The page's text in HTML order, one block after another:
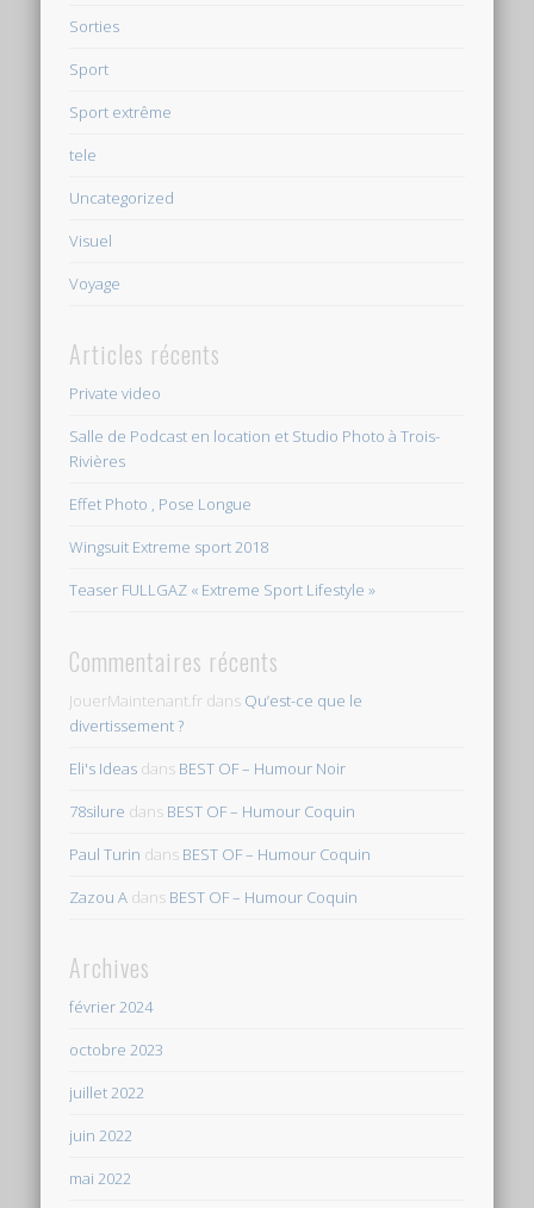
Sorties
Sport
Sport extrême
tele
Uncategorized
Visuel
Voyage
Articles récents
Private video
Salle de Podcast en location et Studio Photo à Trois-
Rivières
Effet Photo , Pose Longue
Wingsuit Extreme sport 2018
Teaser FULLGAZ « Extreme Sport Lifestyle »
Commentaires récents
JouerMaintenant.fr dans Qu’est-ce que le
divertissement ?
Eli's Ideas dans BEST OF – Humour Noir
78silure dans BEST OF – Humour Coquin
Paul Turin dans BEST OF – Humour Coquin
Zazou A dans BEST OF – Humour Coquin
Archives
février 2024
octobre 2023
juillet 2022
juin 2022
mai 2022